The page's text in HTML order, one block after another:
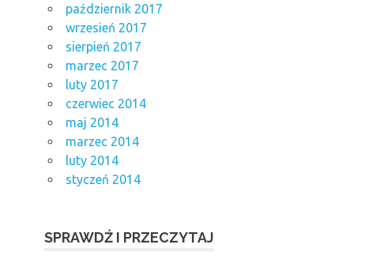
październik 2017
wrzesień 2017
sierpień 2017
marzec 2017
luty 2017
czerwiec 2014
maj 2014
marzec 2014
luty 2014
styczeń 2014
SPRAWDŹ I PRZECZYTAJ